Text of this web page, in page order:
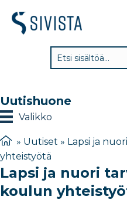
Uutishuone
Valikko
» Uutiset » Lapsi ja
yhteistyötä
Lapsi ja nuori
koulun